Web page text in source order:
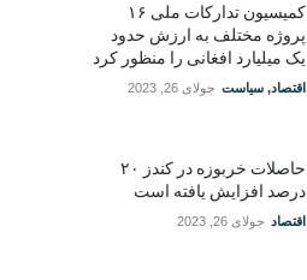
کمیسیون تدارکات ملی ۱۶
پروژه مختلف به ارزش حدود
یک میلیارد افغانی را منظور کرد
اقتصاد, سیاست جولای 26, 2023
حاصلات خربوزه در کندز ۲۰
درصد افزایش یافته است
اقتصاد جولای 26, 2023